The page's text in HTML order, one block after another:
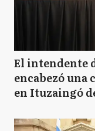
El intendente
encabezó
en Ituzaingó